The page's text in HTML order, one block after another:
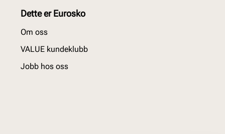
Dette er Eurosko
Om oss
VALUE kundeklubb
Jobb hos oss